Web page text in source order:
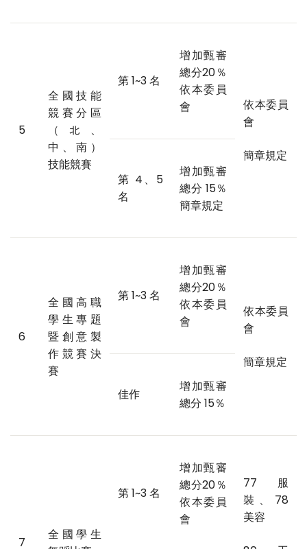
5
全國技能
競賽分區
（北、
中、南）
技能競賽
第 1~3 名
增加甄審
總分20％
依本委員
會
依本委員
會
簡章規定
第 4、5
名
增加甄審
總分 15％
簡章規定
6
全國高職
學生專題
暨創意製
作競賽決
賽
第 1~3 名
增加甄審
總分20％
依本委員
會
依本委員
會
簡章規定
佳作
增加甄審
總分 15％
7
全國學生
第 1~3 名
增加甄審
總分20％
依本委員
會
77 服
裝、78
美容